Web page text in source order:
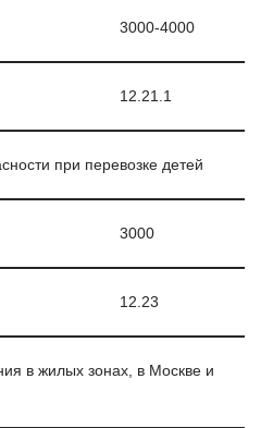
3000-4000
12.21.1
при перевозке детей
3000
12.23
в жилых зонах, в Москве и